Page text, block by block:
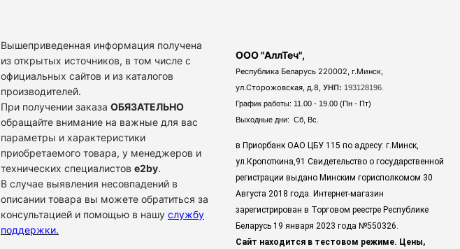
Вышеприведенная информация получена
из открытых источников, в том числе с
официальных сайтов и из каталогов
производителей.
При получении заказа ОБЯЗАТЕЛЬНО
обращайте внимание на важные для вас
параметры и характеристики
приобретаемого товара, у менеджеров и
технических специалистов e2by.
В случае выявления несовпадений в
описании товара вы можете обратиться за
консультацией и помощью в нашу службу
поддержки.
ООО "АллТеч",
Республика Беларусь 220002, г.Минск,
ул.Сторожовская, д.8, УНП: 193128196.
График работы: 11.00 - 19.00 (Пн - Пт)
Выходные дни: Сб, Вс.
в Приорбанк ОАО ЦБУ 115 по адресу: г.Минск,
ул.Кропоткина,91 Свидетельство о государственной
регистрации выдано Минским горисполкомом 30
Августа 2018 года. Интернет-магазин
зарегистрирован в Торговом реестре Республике
Беларусь 19 января 2023 года №550326.
Сайт находится в тестовом режиме. Цены,